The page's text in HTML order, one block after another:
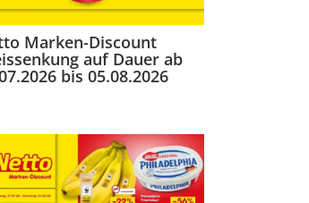
Marken-Discount
auf Dauer ab
bis 05.08.2026